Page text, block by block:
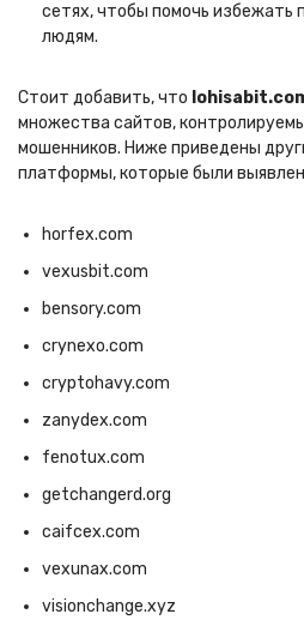
сетях, чтобы помочь избежать
людям.
Стоит добавить, что
множества сайтов,
мошенников. Ниже приведены
платформы, которые были
horfex.com
vexusbit.com
bensory.com
crynexo.com
cryptohavy.com
zanydex.com
fenotux.com
getchangerd.org
caifcex.com
vexunax.com
visionchange.xyz